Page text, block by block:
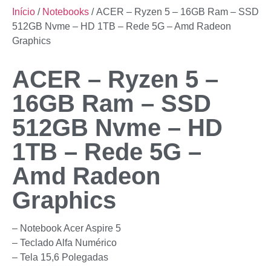
Início / Notebooks / ACER – Ryzen 5 – 16GB Ram – SSD
512GB Nvme – HD 1TB – Rede 5G – Amd Radeon
Graphics
ACER – Ryzen 5 –
16GB Ram – SSD
512GB Nvme – HD
1TB – Rede 5G –
Amd Radeon
Graphics
– Notebook Acer Aspire 5
– Teclado Alfa Numérico
– Tela 15,6 Polegadas